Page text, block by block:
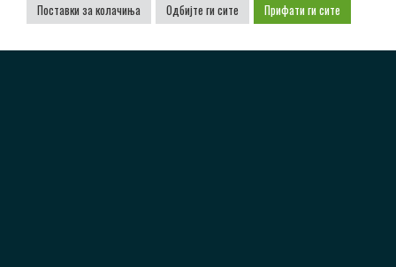
adrkalkaloid@alkaloid.com.mk
Поставки за колачиња Одбијте ги сите Прифати ги сите